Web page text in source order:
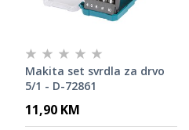
Makita set svrdla za drvo
5/1 - D-72861
11,90 KM